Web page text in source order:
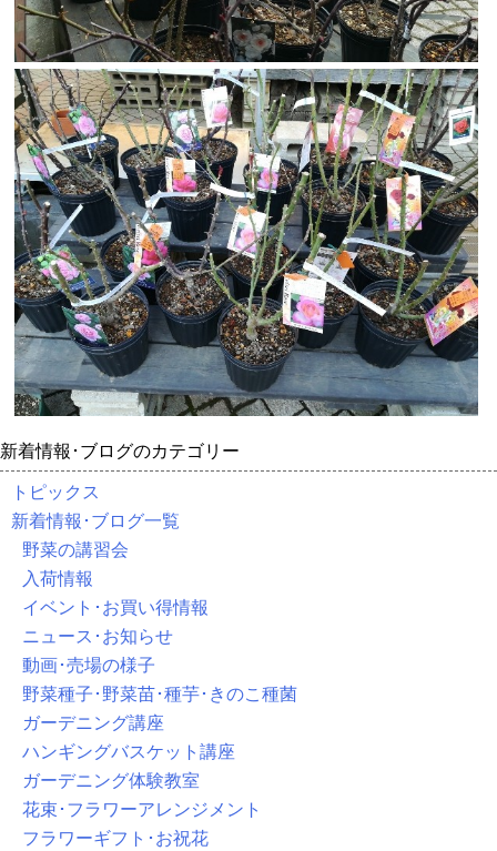
新着情報･ブログのカテゴリー
トピックス
新着情報･ブログ一覧
野菜の講習会
入荷情報
イベント･お買い得情報
ニュース･お知らせ
動画･売場の様子
野菜種子･野菜苗･種芋･きのこ種菌
ガーデニング講座
ハンギングバスケット講座
ガーデニング体験教室
花束･フラワーアレンジメント
フラワーギフト･お祝花